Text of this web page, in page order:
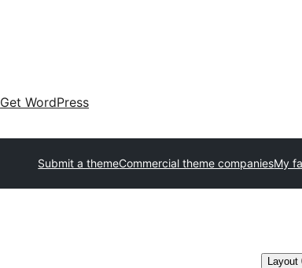
Get WordPress
Submit a themeCommercial theme companiesMy
Layout